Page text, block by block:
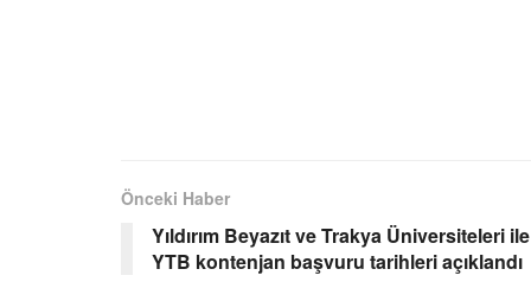
Önceki Haber
Yıldırım Beyazıt ve Trakya Üniversiteleri ile
YTB kontenjan başvuru tarihleri açıklandı